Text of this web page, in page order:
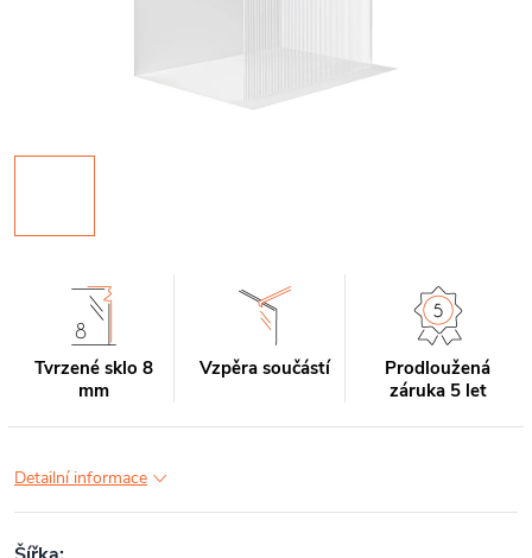
Tvrzené sklo 8
mm
Vzpěra součástí
Prodloužená
záruka 5 let
Detailní informace